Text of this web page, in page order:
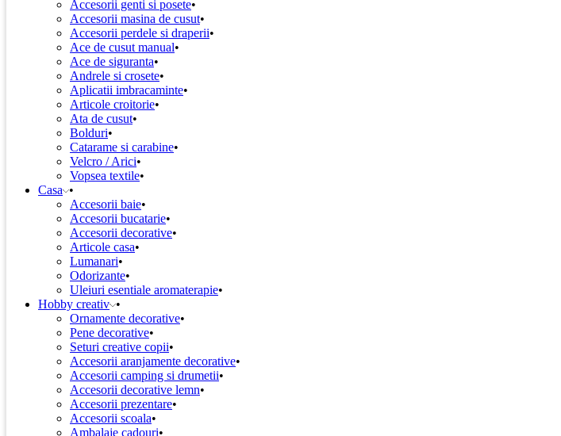
Accesorii genti si posete
Accesorii masina de cusut
Accesorii perdele si draperii
Ace de cusut manual
Ace de siguranta
Andrele si crosete
Aplicatii imbracaminte
Articole croitorie
Ata de cusut
Bolduri
Catarame si carabine
Velcro / Arici
Vopsea textile
Casa
Accesorii baie
Accesorii bucatarie
Accesorii decorative
Articole casa
Lumanari
Odorizante
Uleiuri esentiale aromaterapie
Hobby creativ
Ornamente decorative
Pene decorative
Seturi creative copii
Accesorii aranjamente decorative
Accesorii camping si drumetii
Accesorii decorative lemn
Accesorii prezentare
Accesorii scoala
Ambalaje cadouri